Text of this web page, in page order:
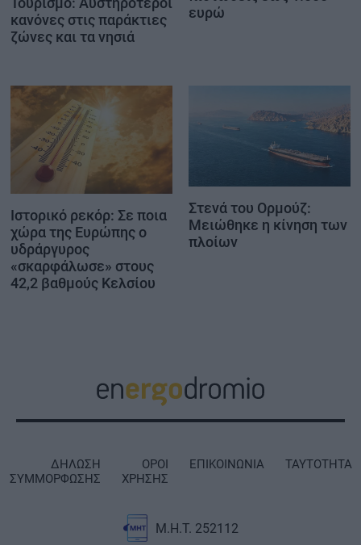
κανόνες στις παράκτιες
ζώνες και τα νησιά
ευρώ
Ιστορικό ρεκόρ: Σε ποια
χώρα της Ευρώπης ο
υδράργυρος
«σκαρφάλωσε» στους
42,2 βαθμούς Κελσίου
Στενά του Ορμούζ:
Μειώθηκε η κίνηση των
πλοίων
Μ.Η.Τ. 252112
ΔΗΛΩΣΗ
ΣΥΜΜΟΡΦΩΣΗΣ
ΟΡΟΙ
ΧΡΗΣΗΣ
ΕΠΙΚΟΙΝΩΝΙΑ ΤΑΥΤΟΤΗΤΑ